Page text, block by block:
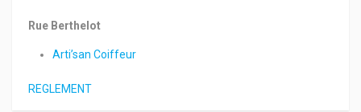
Rue Berthelot
Arti’san Coiffeur
REGLEMENT